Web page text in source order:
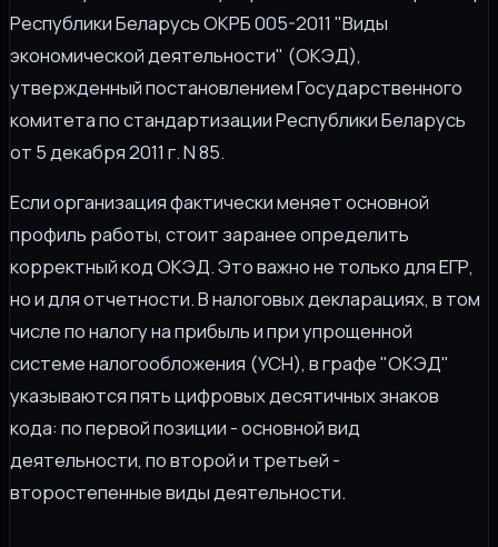
Республики Беларусь ОКРБ 005-2011 "Виды
экономической деятельности" (ОКЭД),
утвержденный постановлением Государственного
комитета по стандартизации Республики Беларусь
от 5 декабря 2011 г. N 85.
Если организация фактически меняет основной
профиль работы, стоит заранее определить
корректный код ОКЭД. Это важно не только для ЕГР,
но и для отчетности. В налоговых декларациях, в том
числе по налогу на прибыль и при упрощенной
системе налогообложения (УСН), в графе "ОКЭД"
указываются пять цифровых десятичных знаков
кода: по первой позиции - основной вид
деятельности, по второй и третьей -
второстепенные виды деятельности.